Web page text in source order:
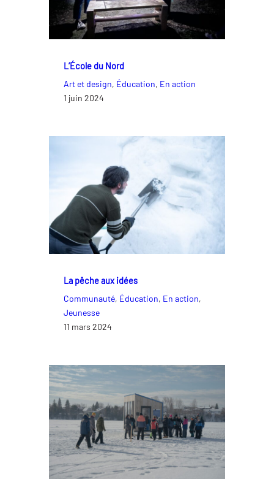
L’École du Nord
Art et design, Éducation, En action
1 juin 2024
La pêche aux idées
Communauté, Éducation, En action
Jeunesse
11 mars 2024